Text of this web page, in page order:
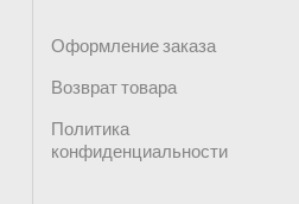
Оформление заказа
Возврат товара
Политика
конфиденциальности